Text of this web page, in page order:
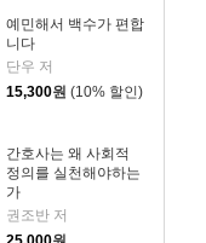
예민해서 백수가 편합
니다
단우 저
15,300원 (10% 할인)
간호사는 왜 사회적
정의를 실천해야하는
가
권조반 저